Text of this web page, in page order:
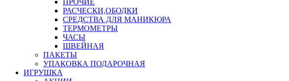
ПРОЧИЕ
РАСЧЕСКИ,ОБОДКИ
СРЕДСТВА ДЛЯ МАНИКЮРА
ТЕРМОМЕТРЫ
ЧАСЫ
ШВЕЙНАЯ
ПАКЕТЫ
УПАКОВКА ПОДАРОЧНАЯ
ИГРУШКА